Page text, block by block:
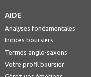
AIDE
Analyses fondamentales
Indices boursiers
Termes anglo-saxons
Votre profil boursier